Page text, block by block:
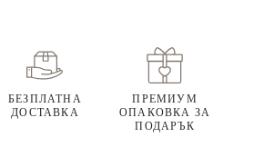
БЕЗПЛАТНА
ДОСТАВКА
ПРЕМИУМ
ОПАКОВКА ЗА
ПОДАРЪК